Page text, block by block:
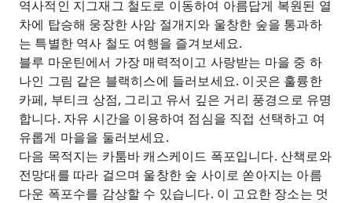
역사적인 지그재그 철도로 이동하여 아름답게 복원된 열
차에 탑승해 웅장한 사암 절개지와 울창한 숲을 통과하
는 특별한 역사 철도 여행을 즐겨보세요.
블루 마운틴에서 가장 매력적이고 사랑받는 마을 중 하
나인 그림 같은 블랙히스에 들러보세요. 이곳은 훌륭한
카페, 부티크 상점, 그리고 유서 깊은 거리 풍경으로 유명
합니다. 자유 시간을 이용하여 점심을 직접 선택하고 여
유롭게 마을을 둘러보세요.
다음 목적지는 카툼바 캐스케이드 폭포입니다. 산책로와
전망대를 따라 걸으며 울창한 숲 사이로 쏟아지는 아름
다운 폭포수를 감상할 수 있습니다. 이 고요한 장소는 멋